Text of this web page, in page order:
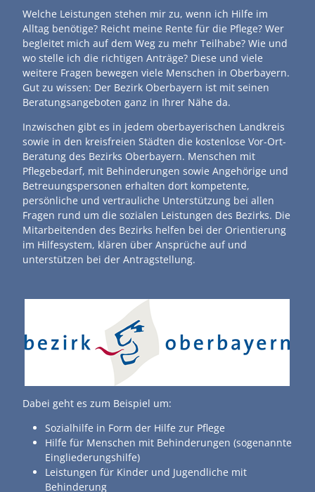
Welche Leistungen stehen mir zu, wenn ich Hilfe im
Alltag benötige? Reicht meine Rente für die Pflege? Wer
begleitet mich auf dem Weg zu mehr Teilhabe? Wie und
wo stelle ich die richtigen Anträge? Diese und viele
weitere Fragen bewegen viele Menschen in Oberbayern.
Gut zu wissen: Der Bezirk Oberbayern ist mit seinen
Beratungsangeboten ganz in Ihrer Nähe da.
Inzwischen gibt es in jedem oberbayerischen Landkreis
sowie in den kreisfreien Städten die kostenlose Vor-Ort-
Beratung des Bezirks Oberbayern. Menschen mit
Pflegebedarf, mit Behinderungen sowie Angehörige und
Betreuungspersonen erhalten dort kompetente,
persönliche und vertrauliche Unterstützung bei allen
Fragen rund um die sozialen Leistungen des Bezirks. Die
Mitarbeitenden des Bezirks helfen bei der Orientierung
im Hilfesystem, klären über Ansprüche auf und
unterstützen bei der Antragstellung.
Dabei geht es zum Beispiel um:
Sozialhilfe in Form der Hilfe zur Pflege
Hilfe für Menschen mit Behinderungen (sogenannte
Eingliederungshilfe)
Leistungen für Kinder und Jugendliche mit
Behinderung